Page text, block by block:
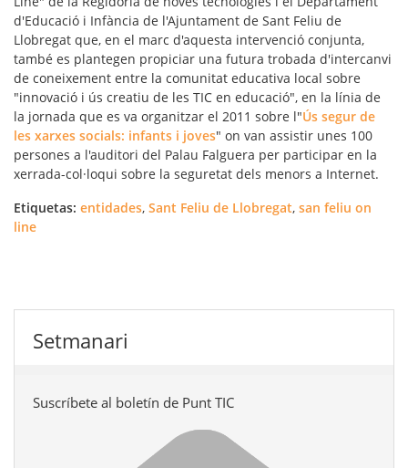
d'Educació i Infància de l'Ajuntament de Sant Feliu de
Llobregat que, en el marc d'aquesta intervenció conjunta,
també es plantegen propiciar una futura trobada d'intercanvi
de coneixement entre la comunitat educativa local sobre
"innovació i ús creatiu de les TIC en educació", en la línia de
la jornada que es va organitzar el 2011 sobre l"Ús segur de
les xarxes socials: infants i joves" on van assistir unes 100
persones a l'auditori del Palau Falguera per participar en la
xerrada-col·loqui sobre la seguretat dels menors a Internet.
Etiquetas: entidades, Sant Feliu de Llobregat, san feliu on
line
Setmanari
Suscríbete al boletín de Punt TIC